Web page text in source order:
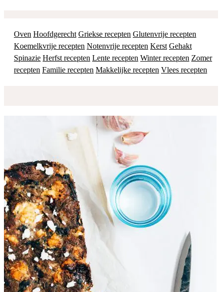
Oven Hoofdgerecht Griekse recepten Glutenvrije recepten
Koemelkvrije recepten Notenvrije recepten Kerst Gehakt
Spinazie Herfst recepten Lente recepten Winter recepten Zomer
recepten Familie recepten Makkelijke recepten Vlees recepten